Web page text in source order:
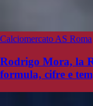
Calciomercato AS Roma
Rodrigo Mora, la
formula, cifre e